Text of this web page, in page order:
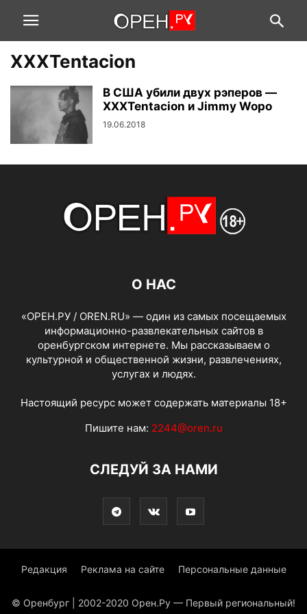
XXXTentacion
В США убили двух рэперов —
XXXTentacion и Jimmy Wopo
19.06.2018
О НАС
«ОРЕН.РУ / OREN.RU» — один из самых посещаемых
информационно-развлекательных сайтов в
оренбургском интернете. Мы рассказываем о
культурной и общественной жизни, развлечениях,
услугах и людях.
Настоящий ресурс может содержать материалы 18+
Пишите нам: 2244@oren.ru
СЛЕДУЙ ЗА НАМИ
Редакция Реклама на сайте Персональные данные
© Оренбург | 2002-2020 Орен.Ру — Первый региональный!